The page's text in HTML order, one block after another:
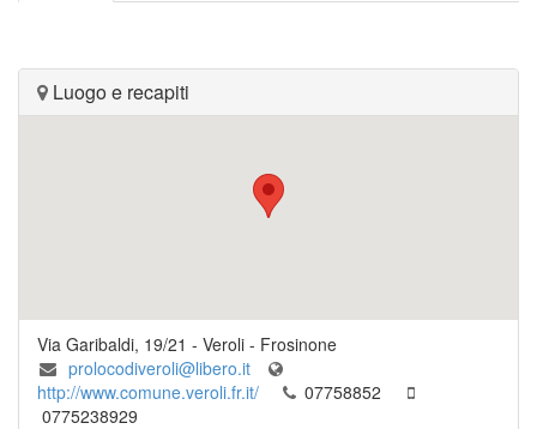
Luogo e recapiti
Via Garibaldi, 19/21 - Veroli - Frosinone
prolocodiveroli@libero.it
http://www.comune.veroli.fr.it/
07758852
0775238929